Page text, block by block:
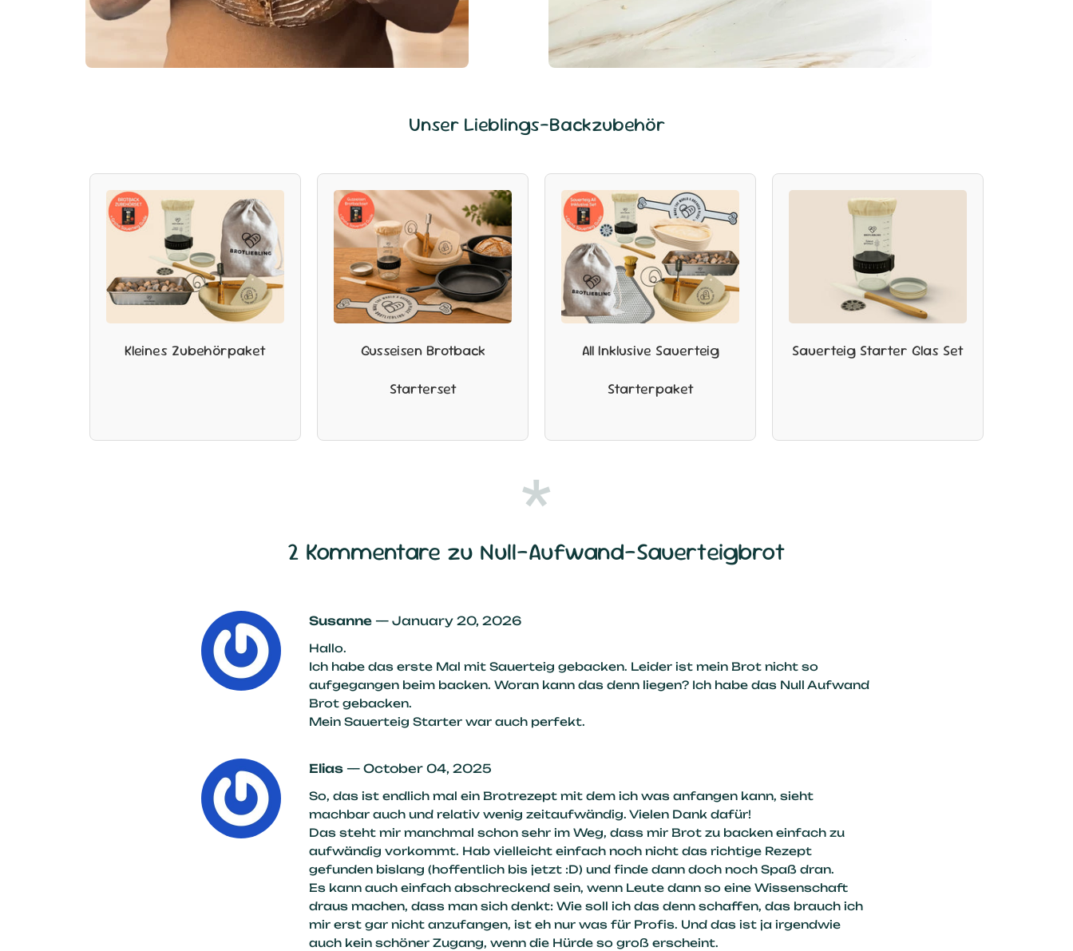
Unser Lieblings-Backzubehör
Kleines Zubehörpaket Gusseisen Brotback
Starterset
All Inklusive Sauerteig
Starterpaket
Sauerteig Starter Glas Set
2 Kommentare zu Null-Aufwand-Sauerteigbrot
Susanne — January 20, 2026
Hallo.
Ich habe das erste Mal mit Sauerteig gebacken. Leider ist mein Brot nicht so
aufgegangen beim backen. Woran kann das denn liegen? Ich habe das Null Aufwand
Brot gebacken.
Mein Sauerteig Starter war auch perfekt.
Elias — October 04, 2025
So, das ist endlich mal ein Brotrezept mit dem ich was anfangen kann, sieht
machbar auch und relativ wenig zeitaufwändig. Vielen Dank dafür!
Das steht mir manchmal schon sehr im Weg, dass mir Brot zu backen einfach zu
aufwändig vorkommt. Hab vielleicht einfach noch nicht das richtige Rezept
gefunden bislang (hoffentlich bis jetzt :D) und finde dann doch noch Spaß dran.
Es kann auch einfach abschreckend sein, wenn Leute dann so eine Wissenschaft
draus machen, dass man sich denkt: Wie soll ich das denn schaffen, das brauch ich
mir erst gar nicht anzufangen, ist eh nur was für Profis. Und das ist ja irgendwie
auch kein schöner Zugang, wenn die Hürde so groß erscheint.